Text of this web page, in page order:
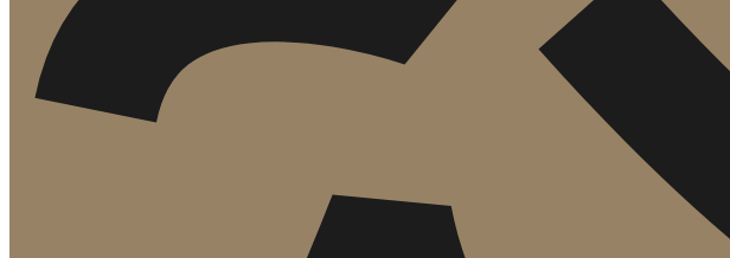
מודפס
48
מחיר על הספר: ₪